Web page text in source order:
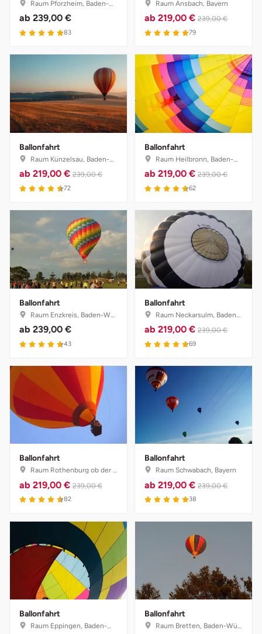
Raum Pforzheim, Baden-Württemberg
ab 239,00 €
83
Raum Ansbach, Bayern
ab 219,00 € 239,00 €
79
Ballonfahrt
Raum Künzelsau, Baden-Württemberg
ab 219,00 € 239,00 €
72
Ballonfahrt
Raum Heilbronn, Baden-Württemberg
ab 219,00 € 239,00 €
62
Ballonfahrt
Raum Enzkreis, Baden-Württemberg
ab 239,00 €
43
Ballonfahrt
Raum Neckarsulm, Baden-Württemberg
ab 219,00 € 239,00 €
69
Ballonfahrt
Raum Rothenburg ob der Tauber, Bayern
ab 219,00 € 239,00 €
82
Ballonfahrt
Raum Schwabach, Bayern
ab 219,00 € 239,00 €
38
Ballonfahrt
Raum Eppingen, Baden-Württemberg
Ballonfahrt
Raum Bretten, Baden-Württemberg